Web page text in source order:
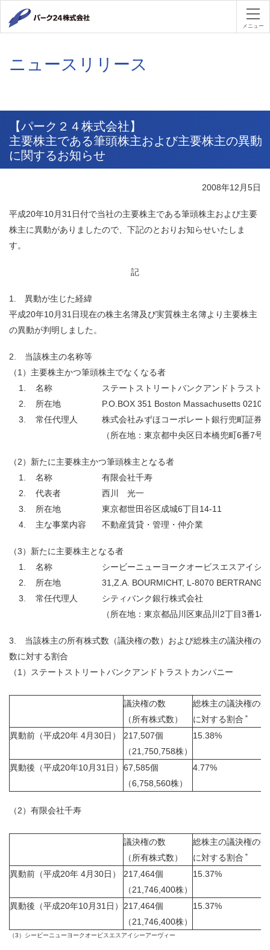
パーク２
メニュー
ニュースリリース
【パーク２４株式会社】
主要株主である筆頭株主および主要株主の異動
に関するお知らせ
2008年12月5日
平成20年10月31 日付で当社の主要株主である筆頭株主および主要
株主に異動がありましたので、下記のとおりお知らせいたしま
す。
記
1. 異動が生じた経緯
平成20年10月31 日現在の株主名簿及び実質株主名簿より主要株主
の異動が判明しました。
2. 当該株主の名称等
（1）主要株主かつ筆頭株主でなくなる者
1.
名称
ステートストリートバンクアンドトラスト
2.
所在地
P.O.BOX 351 Boston Massachusetts 02101
3.
常任代理人
株式会社みずほコーポレート銀行兜町証券
（所在地：東京都中央区日本橋兜町6番7号
（2）新たに主要株主かつ筆頭株主となる者
1.
名称
有限会社千寿
2.
代表者
西川 光一
3.
所在地 東京都世田谷区成城6丁目 14-11
4.
主な事業内容 不動産賃貸・管理・仲介業
（3）新たに主要株主となる者
1.
名称
シービーニューヨークオービスエスアイシ
2.
所在地
31,Z.A. BOURMICHT, L-8070
3.
常任代理人
シティバンク銀行株式会社
（所在地：東京都品川区東品川 2丁目3番14
3. 当該株主の所有株式数（議決権の数）および総株主の議決権の
数に対する割合
（1）ステートストリートバンクアンドトラストカンパニー
議決権の数
（所有株式数）
総株主の議決権の数
に対する割合 ＊
異動前（平成20年 4月30日） 217,507個
（21,750,758株）
15.38%
異動後（平成20年10月31 日） 67,585個
（6,758,560株）
4.77%
（2）有限会社千寿
議決権の数
（所有株式数）
総株主の議決権の数
に対する割合 ＊
異動前（平成20年 4月30日） 217,464個
（21,746,400株）
15.37%
異動後（平成20年10月31 日） 217,464個
（21,746,400株）
15.37%
（3）シービーニューヨークオービスエスアイシーアーヴィー